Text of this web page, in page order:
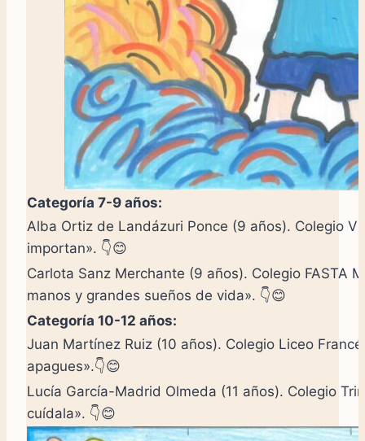
Categoría 7-9 años:
Alba Ortiz de Landázuri Ponce (9 años). Colegio
importan». 👇😊
Carlota Sanz Merchante (9 años). Colegio FASTA
manos y grandes sueños de vida». 👇😊
Categoría 10-12 años:
Juan Martínez Ruiz (10 años). Colegio Liceo
apagues».👇😊
Lucía García-Madrid Olmeda (11 años). Colegio
cuídala». 👇😊